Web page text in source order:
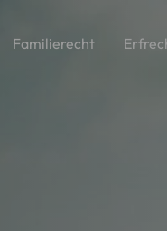
Familierecht